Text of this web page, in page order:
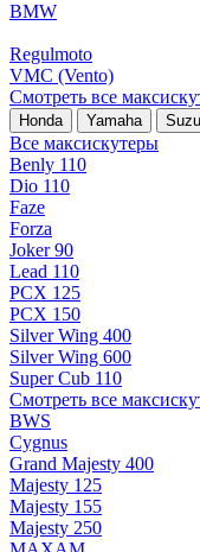
BMW
Regulmoto
VMC (Vento)
Смотреть все
Honda Yamaha
Все максискутеры
Benly 110
Dio 110
Faze
Forza
Joker 90
Lead 110
PCX 125
PCX 150
Silver Wing 400
Silver Wing 600
Super Cub 110
Смотреть все
BWS
Cygnus
Grand Majesty 400
Majesty 125
Majesty 155
Majesty 250